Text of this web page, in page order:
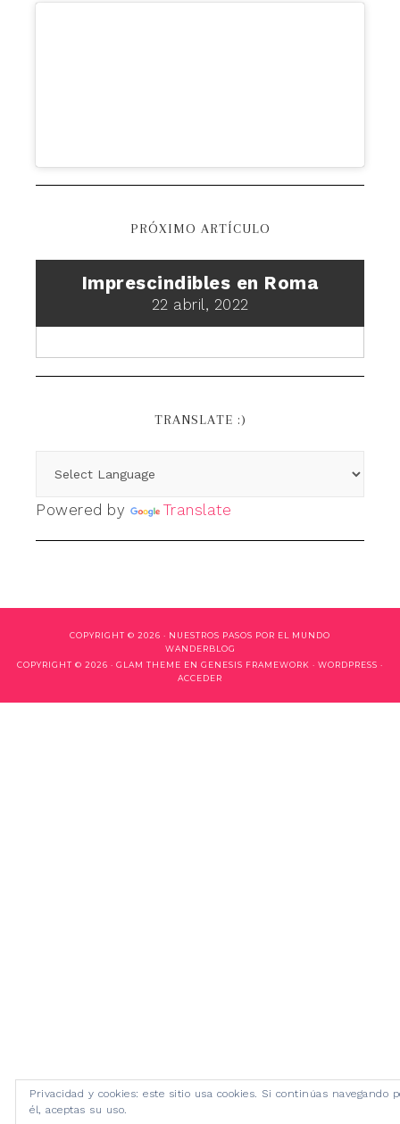
PRÓXIMO ARTÍCULO
Imprescindibles en Roma
22 abril, 2022
TRANSLATE :)
Powered by Translate
COPYRIGHT © 2026 · NUESTROS PASOS POR EL MUNDO
WANDERBLOG
COPYRIGHT © 2026 · GLAM THEME EN GENESIS FRAMEWORK · WORDPRESS ·
ACCEDER
Privacidad y cookies: este sitio usa cookies. Si continúas navegando
él, aceptas su uso.